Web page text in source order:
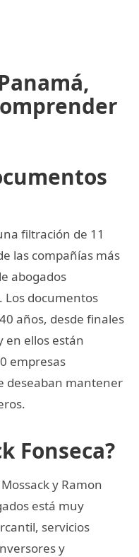
filtración de 11
las compañías más
abogados
Los documentos
años, desde finales
en ellos están
empresas
deseaban mantener
Fonseca?
y Ramon
está muy
servicios
y